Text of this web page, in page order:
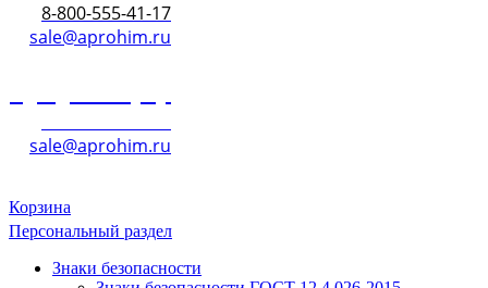
8-800-555-41-17
sale@aprohim.ru
sale@aprohim.ru
Корзина
Персональный раздел
Знаки безопасности